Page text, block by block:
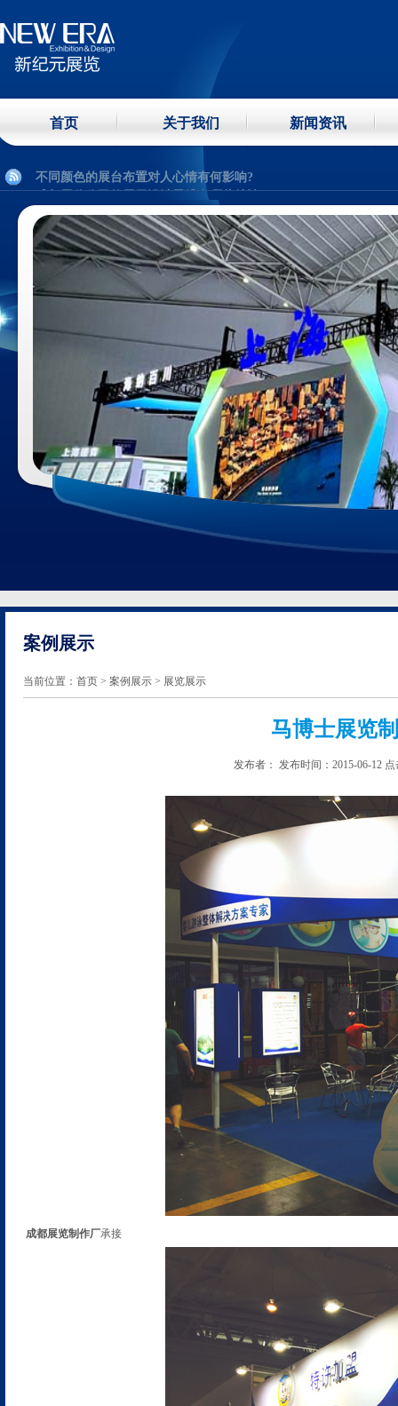
首页 关于我们 新闻资讯
成都展示制作工厂常用到哪些展示方式?
成都会议布展有哪些摆放方式？
展台设计装修三大原则
不同颜色的展台布置对人心情有何影响?
成都展览公司的展示设计思维有哪些特性？
标准布展设计及搭建步骤
怎么选适合的展览布展工厂?
展台搭建材料主要性能分析
成都展示制作工厂常用到哪些展示方式?
成都会议布展有哪些摆放方式？
展台设计装修三大原则
展台设计三个念理：现代、简约、科技感
展馆施工主要分几个阶段？
不同颜色的展台布置对人心情有何影响?
案例展示
当前位置： 首页 > 案例展示 > 展览展示
马博士展览
发布者： 发布时间：2015-06-12
成都展览制作厂承接